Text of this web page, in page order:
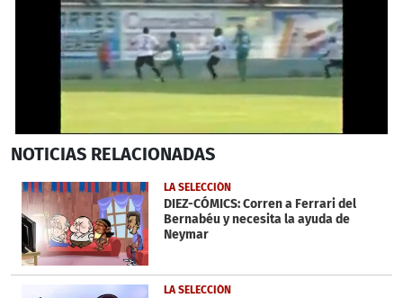
seconds
27
seconds
NOTICIAS RELACIONADAS
LA SELECCIÓN
DIEZ-CÓMICS: Corren a Ferrari del
Bernabéu y necesita la ayuda de
Neymar
LA SELECCIÓN